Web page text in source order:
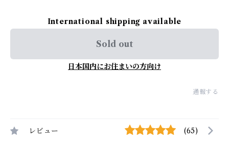
International shipping available
Sold out
日本国内にお住まいの方向け
通報する
レビュー (65)